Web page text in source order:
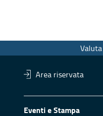
Area riservata
Eventi e Stampa